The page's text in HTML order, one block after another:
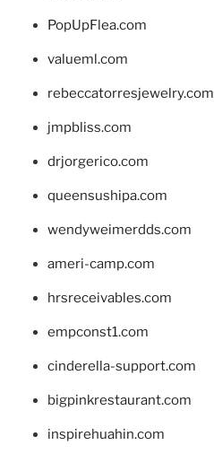
PopUpFlea.com
valueml.com
rebeccatorresjewelry.com
jmpbliss.com
drjorgerico.com
queensushipa.com
wendyweimerdds.com
ameri-camp.com
hrsreceivables.com
empconst1.com
cinderella-support.com
bigpinkrestaurant.com
inspirehuahin.com